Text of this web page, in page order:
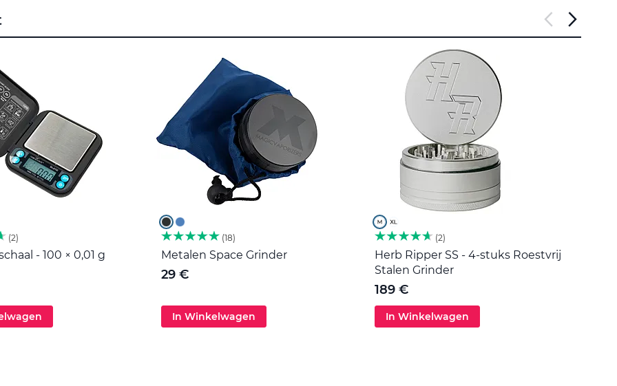
2
- 100 × 0,01 g
18
Metalen Space Grinder
29 €
In Winkelwagen
2
Herb Ripper SS - 4-stuks Roestvrij
Stalen Grinder
189 €
In Winkelwagen